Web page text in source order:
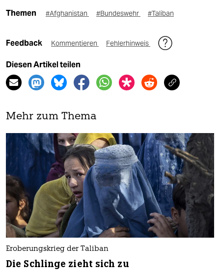
Themen #Afghanistan #Bundeswehr #Taliban
Feedback Kommentieren Fehlerhinweis
Diesen Artikel teilen
Mehr zum Thema
Eroberungskrieg der Taliban
Die Schlinge zieht sich zu